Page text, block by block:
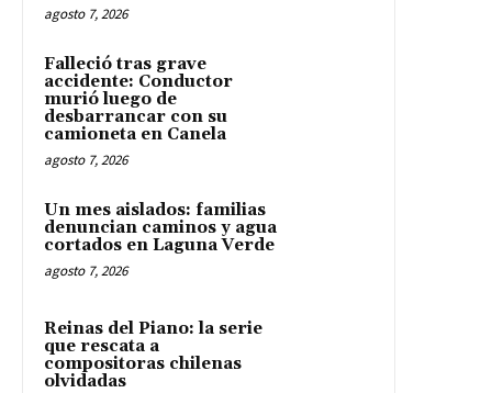
agosto 7, 2026
Falleció tras grave
accidente: Conductor
murió luego de
desbarrancar con su
camioneta en Canela
agosto 7, 2026
Un mes aislados: familias
denuncian caminos y agua
cortados en Laguna Verde
agosto 7, 2026
Reinas del Piano: la serie
que rescata a
compositoras chilenas
olvidadas